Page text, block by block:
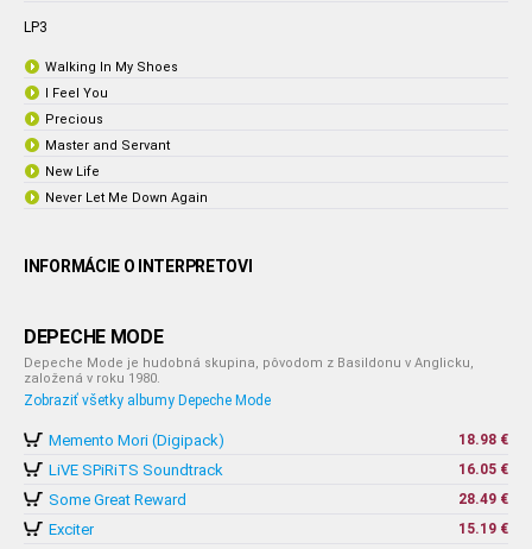
LP3
Walking In My Shoes
I Feel You
Precious
Master and Servant
New Life
Never Let Me Down Again
INFORMÁCIE O INTERPRETOVI
DEPECHE MODE
Depeche Mode je hudobná skupina, pôvodom z Basildonu v Anglicku,
založená v roku 1980.
Zobraziť všetky albumy Depeche Mode
Memento Mori (Digipack) 18.98 €
LiVE SPiRiTS Soundtrack 16.05 €
Some Great Reward 28.49 €
Exciter 15.19 €